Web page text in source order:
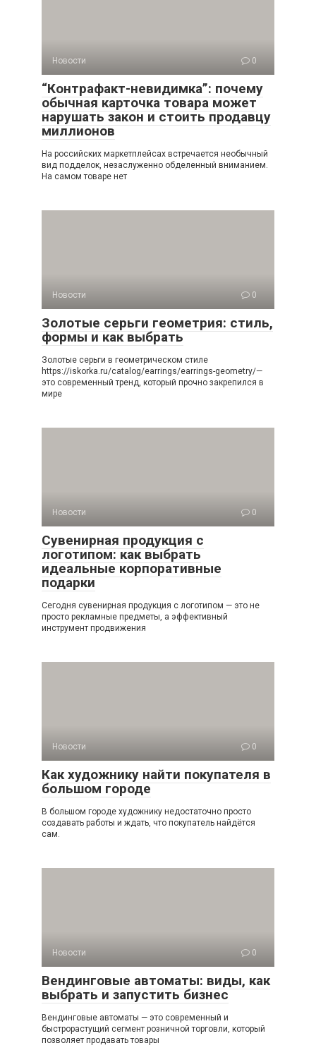
Новости 0
“Контрафакт-невидимка”: почему
обычная карточка товара может
нарушать закон и стоить продавцу
миллионов
На российских маркетплейсах встречается необычный
вид подделок, незаслуженно обделенный вниманием.
На самом товаре нет
Новости 0
Золотые серьги геометрия: стиль,
формы и как выбрать
Золотые серьги в геометрическом стиле
https://iskorka.ru/catalog/earrings/earrings-geometry/—
это современный тренд, который прочно закрепился в
мире
Новости 0
Сувенирная продукция с
логотипом: как выбрать
идеальные корпоративные
подарки
Сегодня сувенирная продукция с логотипом — это не
просто рекламные предметы, а эффективный
инструмент продвижения
Новости 0
Как художнику найти покупателя в
большом городе
В большом городе художнику недостаточно просто
создавать работы и ждать, что покупатель найдётся
сам.
Новости 0
Вендинговые автоматы: виды, как
выбрать и запустить бизнес
Вендинговые автоматы — это современный и
быстрорастущий сегмент розничной торговли, который
позволяет продавать товары